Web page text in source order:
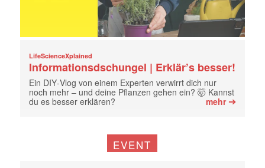
LifeScienceXplained
Informationsdschungel | Erklär’s besser!
Ein DIY‑Vlog von einem Experten verwirrt dich nur
noch mehr – und deine Pflanzen gehen ein? 🤯 Kannst
du es besser erklären?
mehr➔
EVENT